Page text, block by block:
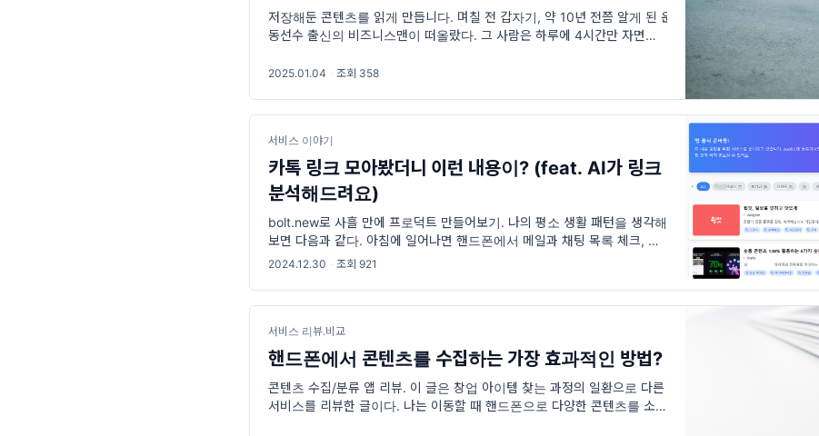
저장해둔 콘텐츠를 읽게 만듭니다. 며칠 전 갑자기, 약 10년 전쯤 알게 된 운
동선수 출신의 비즈니스맨이 떠올랐다. 그 사람은 하루에 4시간만 자면서 운
2025.01.04 · 조회 358
서비스 이야기
카톡 링크 모아봤더니 이런 내용이? (feat. AI가 링크
분석해드려요)
bolt.new로 사흘 만에 프로덕트 만들어보기. 나의 평소 생활 패턴을 생각해
보면 다음과 같다. 아침에 일어나면 핸드폰에서 메일과 채팅 목록 체크, 출퇴
근할 땐 뉴스레터/신문으로 업계 동향 파악 혹은 유튜브로 동기부여 영상 보
2024.12.30 · 조회 921
서비스 리뷰.비교
핸드폰에서 콘텐츠를 수집하는 가장 효과적인 방법?
콘텐츠 수집/분류 앱 리뷰. 이 글은 창업 아이템 찾는 과정의 일환으로 다른
서비스를 리뷰한 글이다. 나는 이동할 때 핸드폰으로 다양한 콘텐츠를 소비